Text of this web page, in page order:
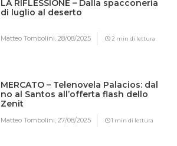
LA RIFLESSIONE – Dalla spacconeria
di luglio al deserto
Matteo Tombolini,28/08/2025 2 min di lettura
MERCATO – Telenovela Palacios: dal
no al Santos all’offerta flash dello
Zenit
Matteo Tombolini,27/08/2025 1 min di lettura